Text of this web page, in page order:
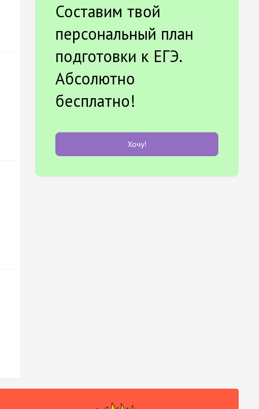
Составим твой
персональный план
подготовки к ЕГЭ.
Абсолютно
бесплатно!
Хочу!